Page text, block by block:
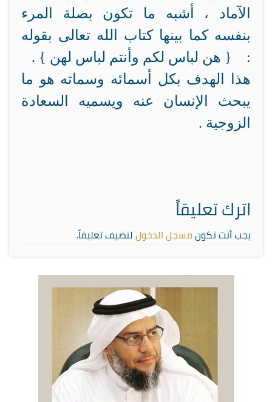
الآماد ، أشبه ما تكون بصلة المرء
بنفسه كما بينها كتاب الله تعالى بقوله
: { هن لباس لكم وأنتم لباس لهن } .
هذا الهدف بكل أسمائه وسماته هو ما
يبحث الإنسان عنه ويسميه السعادة
الزوجية .
اترك تعليقاً
يجب أنت تكونمسجل الدخوللتضيف تعليقاً.